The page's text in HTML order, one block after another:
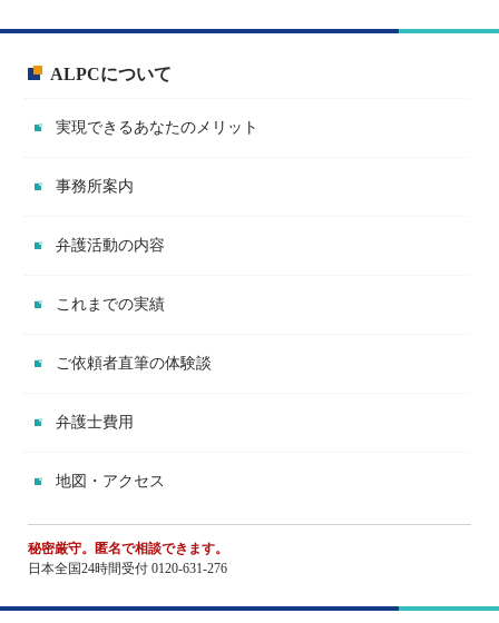
ALPCについて
実現できるあなたのメリット
事務所案内
弁護活動の内容
これまでの実績
ご依頼者直筆の体験談
弁護士費用
地図・アクセス
秘密厳守。匿名で相談できます。
日本全国24時間受付 0120-631-276